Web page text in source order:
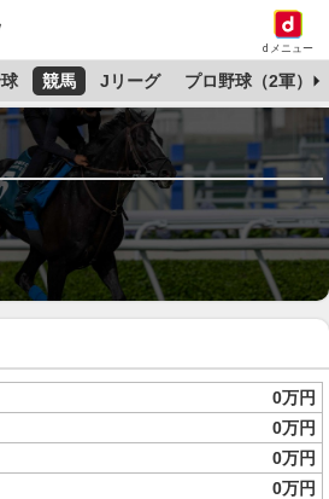
dメニュー
競馬 Jリーグ プロ野球（2軍）
0万円
0万円
0万円
0万円